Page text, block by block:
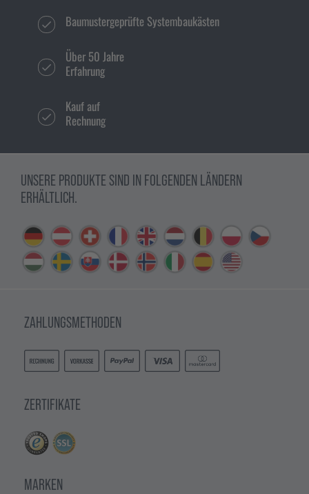
Baumustergeprüfte Systembaukästen
Über 50 Jahre
Erfahrung
Kauf auf
Rechnung
UNSERE PRODUKTE SIND IN FOLGENDEN LÄNDERN
ERHÄLTLICH.
ZAHLUNGSMETHODEN
ZERTIFIKATE
MARKEN